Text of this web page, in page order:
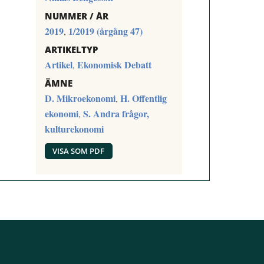
NUMMER / ÅR
2019, 1/2019 (årgång 47)
ARTIKELTYP
Artikel, Ekonomisk Debatt
ÄMNE
D. Mikroekonomi, H. Offentlig
ekonomi, S. Andra frågor,
kulturekonomi
VISA SOM PDF